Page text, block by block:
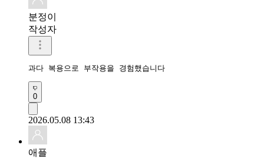
분정이
작성자
과다 복용으로 부작용을 경험했습니다
0
2026.05.08 13:43
애플